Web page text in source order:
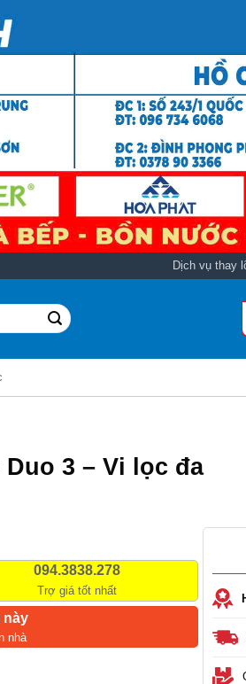
Dịch vụ thay
3 – Vi lọc đa
094.3838.278
Trợ giá tốt nhất
này
nhà